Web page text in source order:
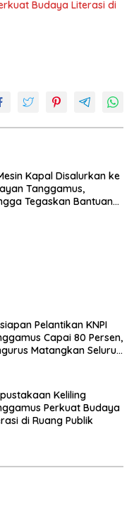
Budaya Literasi di
Kapal Disalurkan ke
Tanggamus,
Tegaskan Bantuan
Pelantikan KNPI
Capai 80 Persen,
Matangkan Seluruh
Keliling
Perkuat Budaya
di Ruang Publik